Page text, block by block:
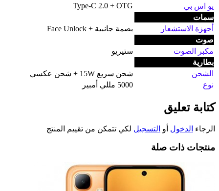
يو اس بي
Type-C 2.0 + OTG
سمات
أجهزة الاستشعار
بصمة جانبية + Face Unlock
صوت
مكبر الصوت
ستيريو
بطارية
الشحن
شحن سريع 15W + شحن عكسي
نوع
5000 مللي أمبير
كتابة تعليق
الرجاء الدخول أو التسجيل لكي تتمكن من تقييم المنتج
منتجات ذات صلة